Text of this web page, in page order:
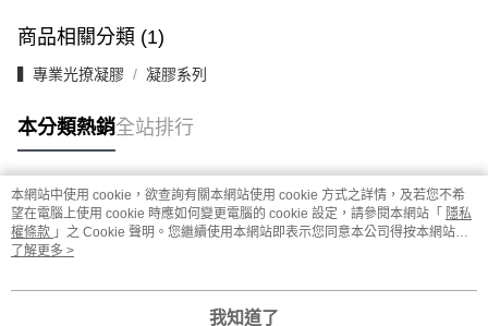
商品相關分類 (1)
▍專業光撩凝膠 凝膠系列
本分類熱銷全站排行
熱門標籤
本網站中使用 cookie，欲查詢有關本網站使用 cookie 方式之詳情，及若您不希
望在電腦上使用 cookie 時應如何變更電腦的 cookie 設定，請參閱本網站「 隱私
權條款 」之 Cookie 聲明。您繼續使用本網站即表示您同意本公司得按本網站使
用條款之 Cookie 聲明使用 cookie。
了解更多 >
我知道了